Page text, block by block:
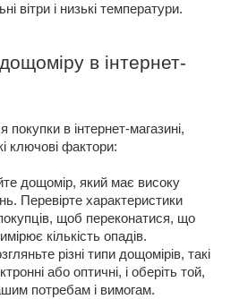
вітри і низькі температури.
в інтернет-
в інтернет-магазині,
ключові фактори:
дощомір, який має високу
Перевірте характеристики
щоб переконатися, що
кількість опадів.
різні типи дощомірів, такі
або оптичні, і оберіть той,
потребам і вимогам.